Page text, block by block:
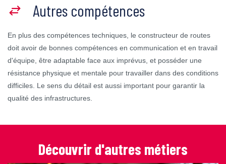
Autres compétences
En plus des compétences techniques, le constructeur de routes
doit avoir de bonnes compétences en communication et en travail
d'équipe, être adaptable face aux imprévus, et posséder une
résistance physique et mentale pour travailler dans des conditions
difficiles. Le sens du détail est aussi important pour garantir la
qualité des infrastructures.
Découvrir d'autres métiers